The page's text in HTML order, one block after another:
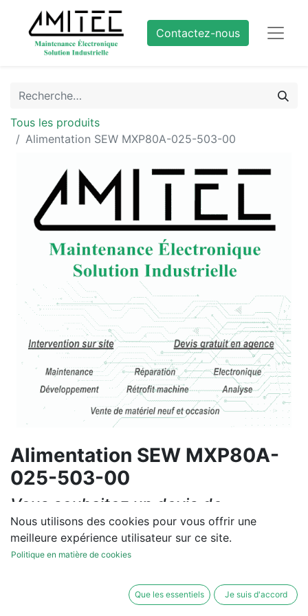
Contactez-nous
Tous les produits
Alimentation SEW MXP80A-025-503-00
Alimentation SEW MXP80A-
025-503-00
Vous souhaitez un devis de
réparation ou de vente, un
diagnostic sur site?
Nous utilisons des cookies pour vous offrir une
meilleure expérience utilisateur sur ce site.
Politique en matière de cookies
Que les essentiels Je suis d'accord